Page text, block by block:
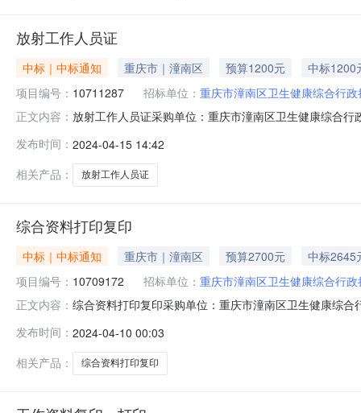
放射工作人员证
中标｜中标通知 重庆市｜潼南区 预算1200元
中标1200
项目编号： 10711287 招标单位： 重庆市潼南区卫生健康综合行
正文内容： 放射工作人员证采购单位：重庆市潼南区卫生健康综合
15已中选已中选
发布时间： 2024-04-15 14:42
相关产品：
放射工作人员证
综合资料打印复印
中标｜中标通知 重庆市｜潼南区 预算2700元
中标2645
项目编号： 10709172 招标单位： 重庆市潼南区卫生健康综合行
正文内容： 综合资料打印复印采购单位：重庆市潼南区卫生健康综
04-09已中选已中选
发布时间： 2024-04-10 00:03
相关产品：
综合资料打印复印